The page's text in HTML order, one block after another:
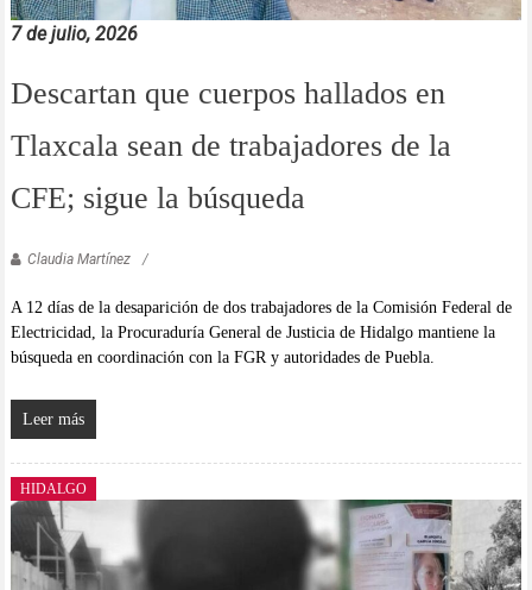
7 de julio, 2026
Descartan que cuerpos hallados en
Tlaxcala sean de trabajadores de la
CFE; sigue la búsqueda
Claudia Martínez
A 12 días de la desaparición de dos trabajadores de la Comisión Federal de
Electricidad, la Procuraduría General de Justicia de Hidalgo mantiene la
búsqueda en coordinación con la FGR y autoridades de Puebla.
Leer más
HIDALGO